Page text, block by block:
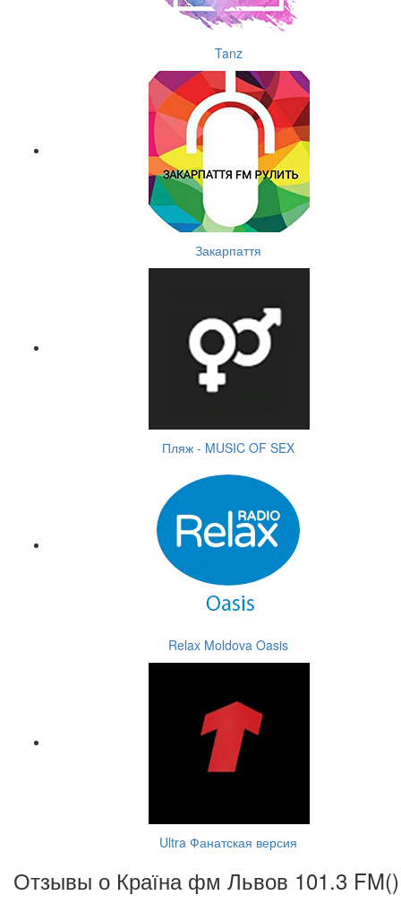
Tanz
Закарпаття
Пляж - MUSIC OF SEX
Relax Moldova Oasis
Ultra Фанатская версия
Отзывы о Країна фм Львов 101.3 FM()